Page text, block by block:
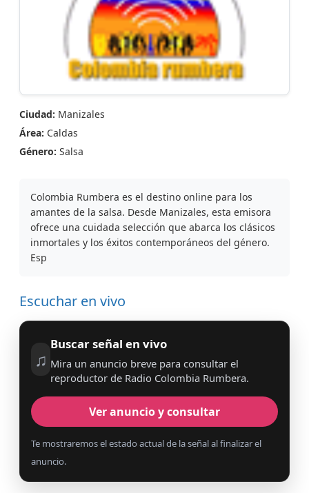
Ciudad: Manizales
Área: Caldas
Género: Salsa
Colombia Rumbera es el destino online para los
amantes de la salsa. Desde Manizales, esta emisora
ofrece una cuidada selección que abarca los clásicos
inmortales y los éxitos contemporáneos del género.
Esp
Escuchar en vivo
♫
Buscar señal en vivo
Mira un anuncio breve para consultar el
reproductor de Radio Colombia Rumbera.
Ver anuncio y consultar
Te mostraremos el estado actual de la señal al finalizar el
anuncio.